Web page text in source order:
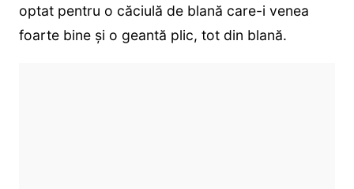
optat pentru o căciulă de blană care-i venea
foarte bine și o geantă plic, tot din blană.